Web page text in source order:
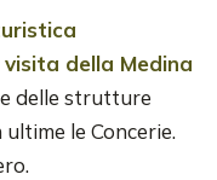
visita della Medina
delle strutture
le Concerie.